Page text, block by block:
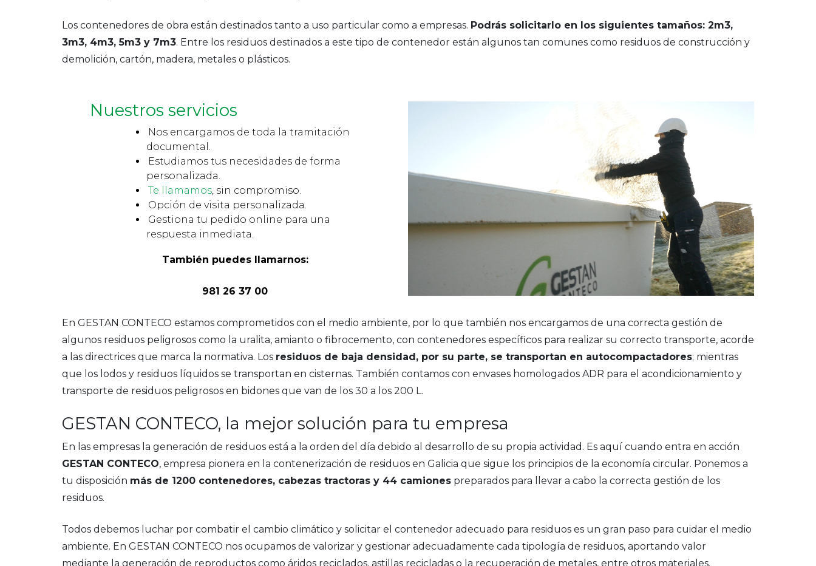
Los contenedores de obra están destinados tanto a uso particular como a empresas. Podrás solicitarlo en los siguientes tamaños: 2m3,
3m3, 4m3, 5m3 y 7m3. Entre los residuos destinados a este tipo de contenedor están algunos tan comunes como residuos de construcción y
demolición, cartón, madera, metales o plásticos.
Nuestros servicios
Nos encargamos de toda la tramitación
documental.
Estudiamos tus necesidades de forma
personalizada.
Te llamamos, sin compromiso.
Opción de visita personalizada.
Gestiona tu pedido online para una
respuesta inmediata.
También puedes llamarnos:
981 26 37 00
En GESTAN CONTECO estamos comprometidos con el medio ambiente, por lo que también nos encargamos de una correcta gestión de
algunos residuos peligrosos como la uralita, amianto o fibrocemento, con contenedores específicos para realizar su correcto transporte, acorde
a las directrices que marca la normativa. Los residuos de baja densidad, por su parte, se transportan en autocompactadores; mientras
que los lodos y residuos líquidos se transportan en cisternas. También contamos con envases homologados ADR para el acondicionamiento y
transporte de residuos peligrosos en bidones que van de los 30 a los 200 L.
GESTAN CONTECO, la mejor solución para tu empresa
En las empresas la generación de residuos está a la orden del día debido al desarrollo de su propia actividad. Es aquí cuando entra en acción
GESTAN CONTECO, empresa pionera en la contenerización de residuos en Galicia que sigue los principios de la economía circular. Ponemos a
tu disposición más de 1200 contenedores, cabezas tractoras y 44 camiones preparados para llevar a cabo la correcta gestión de los
residuos.
Todos debemos luchar por combatir el cambio climático y solicitar el contenedor adecuado para residuos es un gran paso para cuidar el medio
ambiente. En GESTAN CONTECO nos ocupamos de valorizar y gestionar adecuadamente cada tipología de residuos, aportando valor
mediante la generación de reproductos como áridos reciclados, astillas recicladas o la recuperación de metales, entre otros materiales.